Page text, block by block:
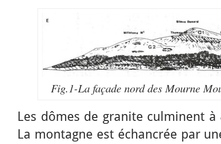
Fig.1-La façade nord des Mourne
Les dômes de granite culminent
La montagne est échancrée par